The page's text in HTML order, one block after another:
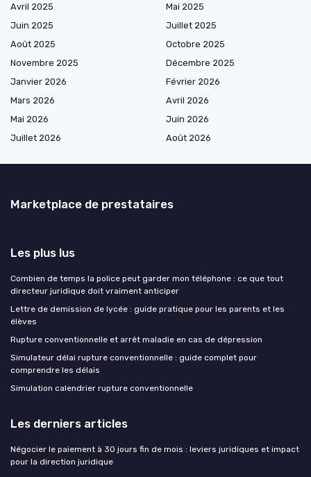
Avril 2025
Mai 2025
Juin 2025
Juillet 2025
Août 2025
Octobre 2025
Novembre 2025
Décembre 2025
Janvier 2026
Février 2026
Mars 2026
Avril 2026
Mai 2026
Juin 2026
Juillet 2026
Août 2026
Marketplace de prestataires
Les plus lus
Combien de temps la police peut garder mon téléphone : ce que tout
directeur juridique doit vraiment anticiper
Lettre de demission de lycée : guide pratique pour les parents et les
élèves
Rupture conventionnelle et arrêt maladie en cas de dépression
Simulateur délai rupture conventionnelle : guide complet pour
comprendre les délais
Simulation calendrier rupture conventionnelle
Les derniers articles
Négocier le paiement à 30 jours fin de mois : leviers juridiques et impact
pour la direction juridique